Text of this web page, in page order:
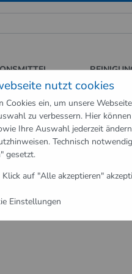
nutzt cookies
Cookies ein, um unsere
zu verbessern. Hier
Ihre Auswahl jederzeit
. Technisch
gesetzt.
auf "Alle akzeptieren"
Einstellungen